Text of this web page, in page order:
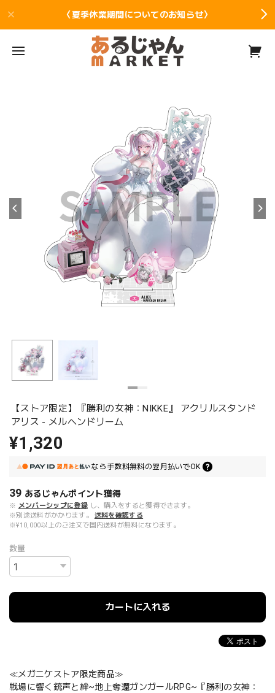
〈夏季休業期間についてのお知らせ〉
【ストア限定】『勝利の女神：NIKKE』 アクリルスタンド
アリス - メルヘンドリーム
¥1,320
なら 手数料無料の翌月払いでOK
39 あるじゃんポイント獲得
※ メンバーシップに登録 し、購入をすると獲得できます。
※別途送料がかかります。
送料を確認する
※¥10,000以上のご注文で国内送料が無料になります。
数量
カートに入れる
≪メガニケストア限定商品≫
戦場に響く銃声と絆~地上奪還ガンガールRPG~『勝利の女神：